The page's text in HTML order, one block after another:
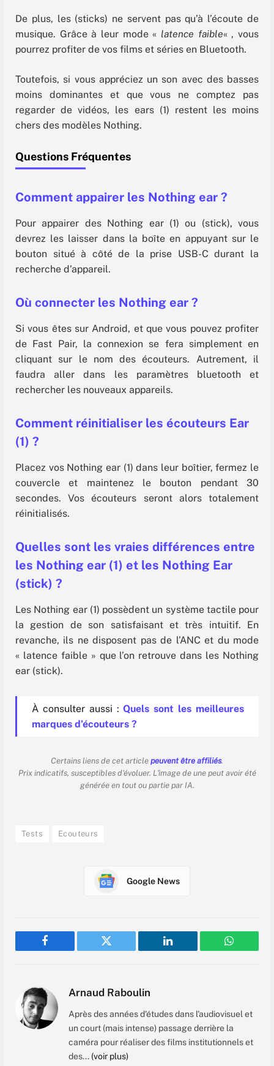
De plus, les (sticks) ne servent pas qu’à l’écoute de
musique. Grâce à leur mode « latence faible« , vous
pourrez profiter de vos films et séries en Bluetooth.
Toutefois, si vous appréciez un son avec des basses
moins dominantes et que vous ne comptez pas
regarder de vidéos, les ears (1) restent les moins
chers des modèles Nothing.
Questions Fréquentes
Comment appairer les Nothing ear ?
Pour appairer des Nothing ear (1) ou (stick), vous
devrez les laisser dans la boîte en appuyant sur le
bouton situé à côté de la prise USB-C durant la
recherche d’appareil.
Où connecter les Nothing ear ?
Si vous êtes sur Android, et que vous pouvez profiter
de Fast Pair, la connexion se fera simplement en
cliquant sur le nom des écouteurs. Autrement, il
faudra aller dans les paramètres bluetooth et
rechercher les nouveaux appareils.
Comment réinitialiser les écouteurs Ear
(1) ?
Placez vos Nothing ear (1) dans leur boîtier, fermez le
couvercle et maintenez le bouton pendant 30
secondes. Vos écouteurs seront alors totalement
réinitialisés.
Quelles sont les vraies différences entre
les Nothing ear (1) et les Nothing Ear
(stick) ?
Les Nothing ear (1) possèdent un système tactile pour
la gestion de son satisfaisant et très intuitif. En
revanche, ils ne disposent pas de l’ANC et du mode
« latence faible » que l’on retrouve dans les Nothing
ear (stick).
À consulter aussi :Quels sont les meilleures
marques d’écouteurs ?
Certains liens de cet article peuvent être affiliés.
Prix indicatifs, susceptibles d'évoluer. L'image de une peut avoir été
générée en tout ou partie par IA.
Tests Ecouteurs
Google News
Facebook Twitter LinkedIn
Arnaud Raboulin
Après des années d'études dans l'audiovisuel et
un court (mais intense) passage derrière la
caméra pour réaliser des films institutionnels et
des... (voir plus)